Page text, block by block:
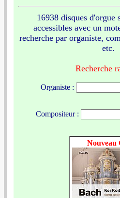
16938 disques d'orgue
accessibles avec un
recherche par organiste,
etc.
Recherche
Organiste :
Compositeur :
Nouveau